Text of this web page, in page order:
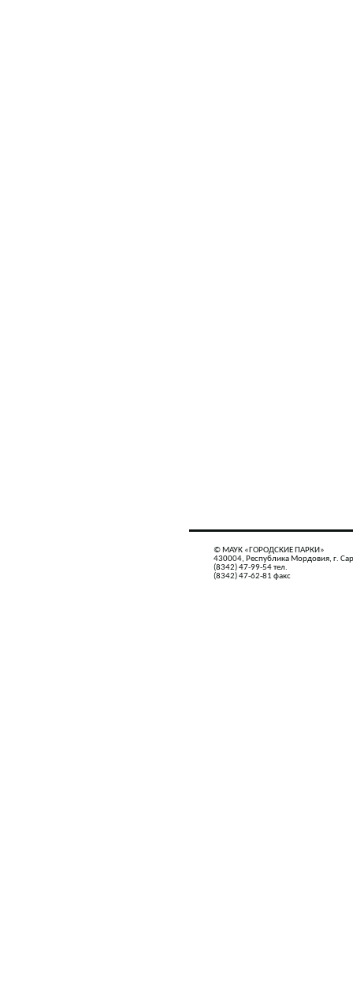
© МАУК «ГОРОДСКИЕ ПАРКИ»
430004, Республика Мордовия, г.
(8342) 47-99-54 тел.
(8342) 47-62-81 факс